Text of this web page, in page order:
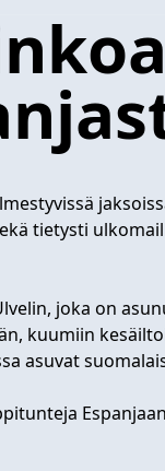
tietysti
joka on
kuumiin
asuvat